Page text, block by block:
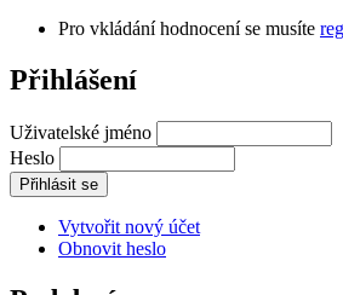
Pro vkládání hodnocení se musíte
Přihlášení
Uživatelské jméno
Heslo
Vytvořit nový účet
Obnovit heslo